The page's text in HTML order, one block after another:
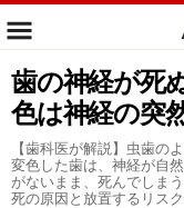
歯の神経が死
色は神経の突
【歯科医が解説】虫歯の
変色した歯は、神経が自
がないまま、死んでしま
死の原因と放置するリス